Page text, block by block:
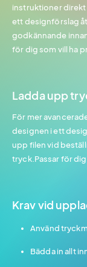
instruktioner direkt
ett designförslag
godkännande
för dig som vill ha
Ladda upp
För mer
designen i ett
upp filen vid
tryck.Passar för
Krav vid
Använd
Bädda in allt